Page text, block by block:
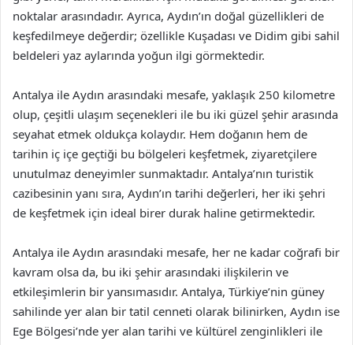
noktalar arasındadır. Ayrıca, Aydın’ın doğal güzellikleri de
keşfedilmeye değerdir; özellikle Kuşadası ve Didim gibi sahil
beldeleri yaz aylarında yoğun ilgi görmektedir.
Antalya ile Aydın arasındaki mesafe, yaklaşık 250 kilometre
olup, çeşitli ulaşım seçenekleri ile bu iki güzel şehir arasında
seyahat etmek oldukça kolaydır. Hem doğanın hem de
tarihin iç içe geçtiği bu bölgeleri keşfetmek, ziyaretçilere
unutulmaz deneyimler sunmaktadır. Antalya’nın turistik
cazibesinin yanı sıra, Aydın’ın tarihi değerleri, her iki şehri
de keşfetmek için ideal birer durak haline getirmektedir.
Antalya ile Aydın arasındaki mesafe, her ne kadar coğrafi bir
kavram olsa da, bu iki şehir arasındaki ilişkilerin ve
etkileşimlerin bir yansımasıdır. Antalya, Türkiye’nin güney
sahilinde yer alan bir tatil cenneti olarak bilinirken, Aydın ise
Ege Bölgesi’nde yer alan tarihi ve kültürel zenginlikleri ile